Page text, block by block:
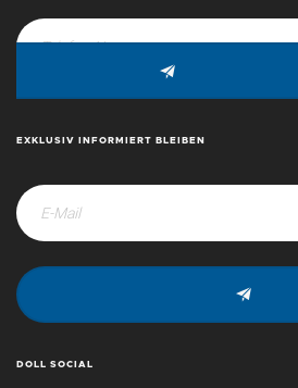
EXKLUSIV INFORMIERT BLEIBEN
DOLL SOCIAL